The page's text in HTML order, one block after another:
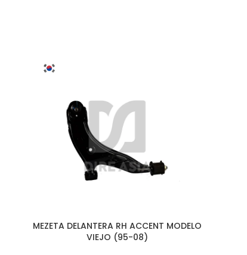
AÑADIR AL CARRITO
MEZETA DELANTERA RH ACCENT MODELO
VIEJO (95-08)